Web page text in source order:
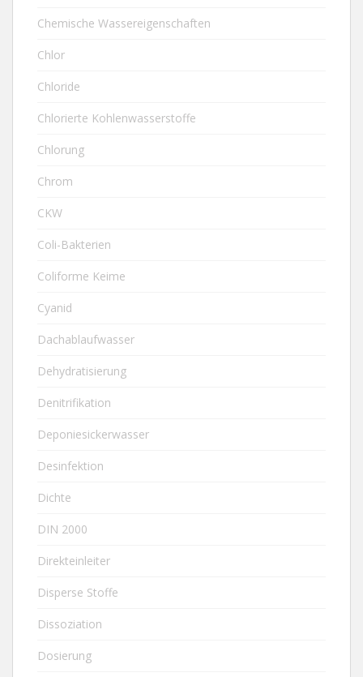
Chemische Wassereigenschaften
Chlor
Chloride
Chlorierte Kohlenwasserstoffe
Chlorung
Chrom
CKW
Coli-Bakterien
Coliforme Keime
Cyanid
Dachablaufwasser
Dehydratisierung
Denitrifikation
Deponiesickerwasser
Desinfektion
Dichte
DIN 2000
Direkteinleiter
Disperse Stoffe
Dissoziation
Dosierung